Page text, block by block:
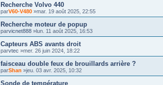
Recherche Volvo 440
parV60-V480 »mar. 19 août 2025, 22:55
Recherche moteur de popup
parvicnet888 »lun. 11 août 2025, 16:53
Capteurs ABS avants droit
parvtec »mer. 26 juin 2024, 18:22
faisceau double feux de brouillards arrière ?
parShan »jeu. 03 avr. 2025, 10:32
Sonde de température